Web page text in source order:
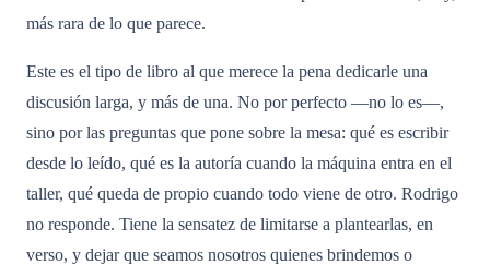
más rara de lo que parece.
Este es el tipo de libro al que merece la pena dedicarle una
discusión larga, y más de una. No por perfecto —no lo es—,
sino por las preguntas que pone sobre la mesa: qué es escribir
desde lo leído, qué es la autoría cuando la máquina entra en el
taller, qué queda de propio cuando todo viene de otro. Rodrigo
no responde. Tiene la sensatez de limitarse a plantearlas, en
verso, y dejar que seamos nosotros quienes brindemos o